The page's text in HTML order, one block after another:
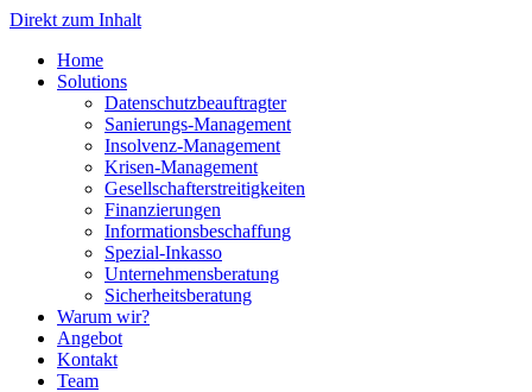
Direkt zum Inhalt
Home
Solutions
Datenschutzbeauftragter
Sanierungs-Management
Insolvenz-Management
Krisen-Management
Gesellschafterstreitigkeiten
Finanzierungen
Informationsbeschaffung
Spezial-Inkasso
Unternehmensberatung
Sicherheitsberatung
Warum wir?
Angebot
Kontakt
Team